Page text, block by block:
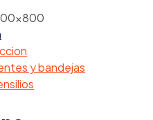
y bandejas